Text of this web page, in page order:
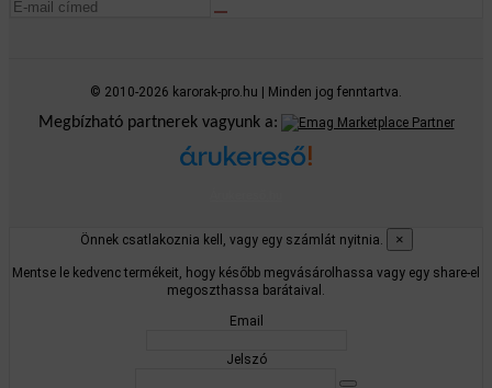
© 2010-2026 karorak-pro.hu | Minden jog fenntartva.
Megbízható partnerek vagyunk a:
Önnek csatlakoznia kell, vagy egy számlát nyitnia. ×
Mentse le kedvenc termékeit, hogy később megvásárolhassa vagy egy share-el
megoszthassa barátaival.
Email
Jelszó